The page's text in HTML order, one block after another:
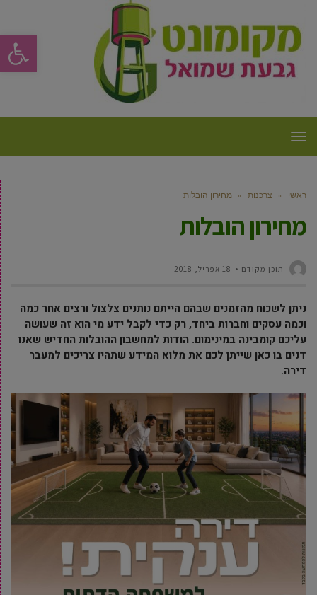
פתח
תפריט
ראשי » צרכנות » מחירון הובלות
מחירון הובלות
תוכן מקודם 18 אפריל, 2018
ניתן לשכוח מהזמנים שבהם הייתם נותנים צלצול ורצים אחר כמה
וכמה עסקים וחברות ביחד, רק כדי לקבל ידע מי הוא זה שעושה
עליכם קומבינה במינימום. הודות למחשבון ההובלות החדיש שאנו
דנים בו כאן שייתן לכם את מלוא המידע שתהיו צריכים למעבר
דירה.